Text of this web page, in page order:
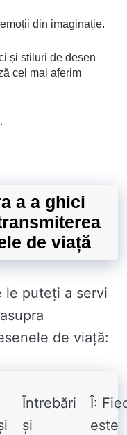
din imaginație.
și stiluri de desen
cel mai aferim
a a ghici
de viață
le puteți a servi
de viață:
Întrebări
și
Î:
este